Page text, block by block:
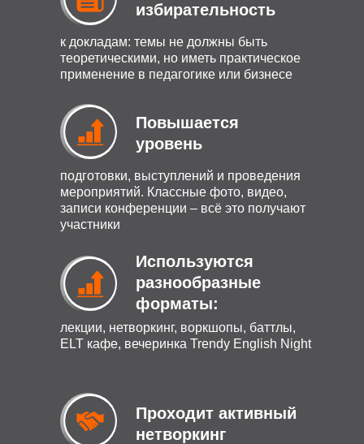
избирательность
к докладам: темы не должны быть
теоретическими, но иметь практическое
применение в педагогике или бизнесе
Повышается
уровень
подготовки, выступлений и проведения
мероприятий. Классные фото, видео,
записи конференции – всё это получают
участники
Используются
разнообразные
форматы:
лекции, нетворкинг, воркшопы, баттлы,
ELT кафе, вечеринка Trendy English Night
Проходит активный
нетворкинг